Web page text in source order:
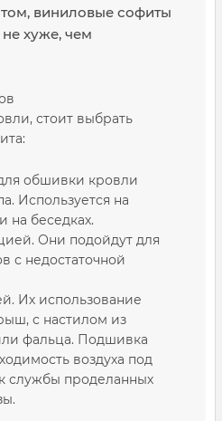
виниловые софиты
хуже, чем
стоит выбрать
обшивки кровли
Используется на
на беседках.
Они подойдут для
с недостаточной
Их использование
с настилом из
фальца. Подшивка
воздуха под
службы проделанных